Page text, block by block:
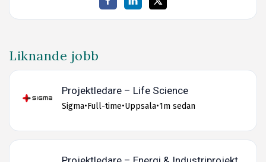
Liknande jobb
Projektledare – Life Science
Sigma•Full-time•Uppsala•1m sedan